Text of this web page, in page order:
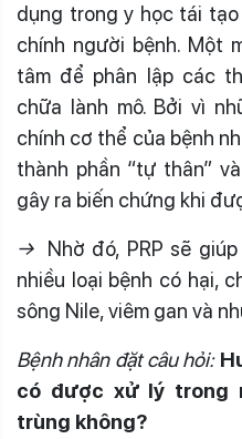
dụng trong y học tái
chính người bệnh. Một
tâm để phân lập các
chữa lành mô. Bởi vì
chính cơ thể của bệnh
thành phần “tự thân”
gây ra biến chứng khi
→ Nhờ đó, PRP sẽ
nhiều loại bệnh có hại,
sông Nile, viêm gan và
Bệnh nhân đặt câu hỏi:
có được xử lý trong
trùng không?